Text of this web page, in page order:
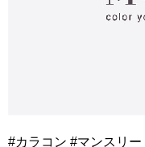
#カラコン #マンスリ